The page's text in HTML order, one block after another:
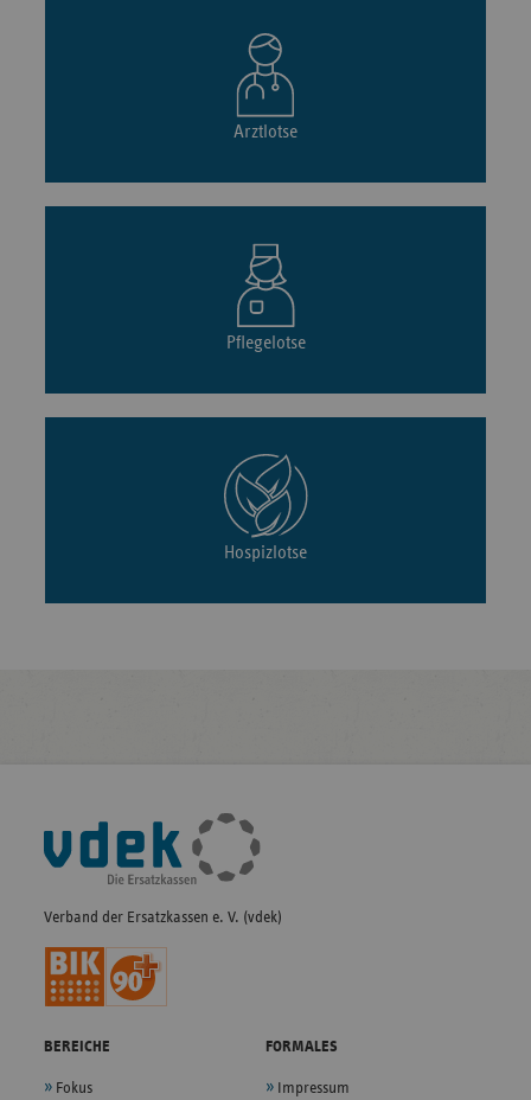
Arztlotse
Pflegelotse
Hospizlotse
Fußleisten-
Navigation
Verband der Ersatzkassen e. V. (vdek)
BEREICHE
Fokus
FORMALES
Impressum